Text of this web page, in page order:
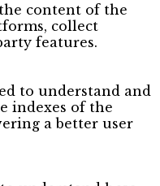
content of the
collect
features.
to understand and
indexes of the
a better user